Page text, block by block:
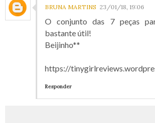
BRUNA MARTINS 23/01/18, 19:06
O conjunto das 7 peças
bastante útil!
Beijinho**
https://
Responder